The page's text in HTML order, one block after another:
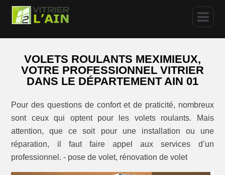
VOLETS ROULANTS MEXIMIEUX,
VOTRE PROFESSIONNEL VITRIER
DANS LE DÉPARTEMENT AIN 01
Pour des questions de confort et de praticité, nombreux
sont ceux qui optent pour les volets roulants. Mais
attention, que ce soit pour une installation ou une
réparation, il faut faire appel aux services d’un
professionnel. - pose de volet, rénovation de volet